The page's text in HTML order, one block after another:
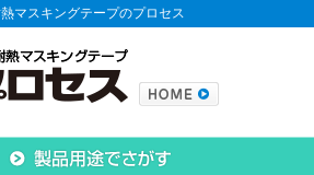
マスキングテープのプロセス